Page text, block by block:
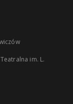
im. L.